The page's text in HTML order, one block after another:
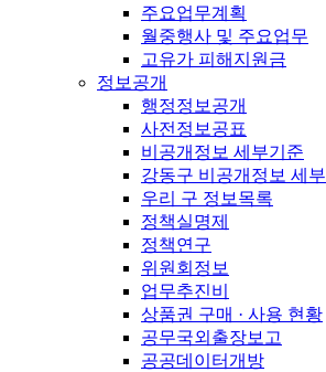
주요업무계획
월중행사 및 주요업무
고유가 피해지원금
정보공개
행정정보공개
사전정보공표
비공개정보 세부기준
강동구 비공개정보 세
우리 구 정보목록
정책실명제
정책연구
위원회정보
업무추진비
상품권 구매 · 사용 현황
공무국외출장보고
공공데이터개방